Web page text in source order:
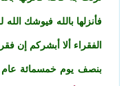
فأنزلها بالله فيوشك
الفقراء ألا أبشركم إن
بنصف يوم خمسمائة عام